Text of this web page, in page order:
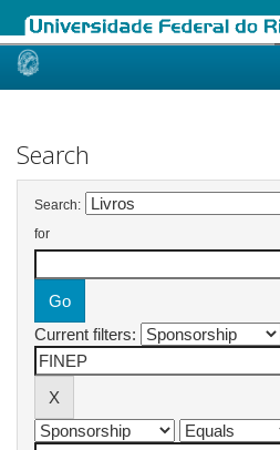
Skip
Search
Search:
for
Current filters: